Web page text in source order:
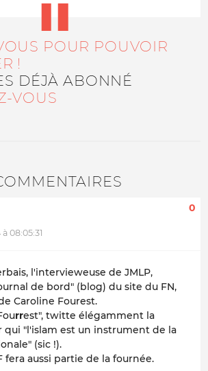
POUR POUVOIR
!
DÉJÀ ABONNÉ
VOUS
à 08:05:31
0
l'intervieweuse de JMLP,
de bord" (blog) du site du FN,
Caroline Fourest.
rrest", twitte élégamment la
qui "l'islam est un instrument de la
(sic !).
fera aussi partie de la fournée.